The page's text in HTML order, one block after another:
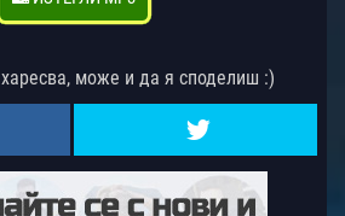
може и да я споделиш :)